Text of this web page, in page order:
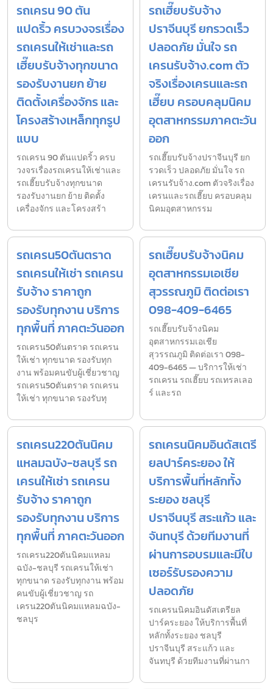
รถเครน 90 ตัน
แปดริ้ว ครบวงจรเรื่อง
รถเครนให้เช่าและรถ
เฮี๊ยบรับจ้างทุกขนาด
รองรับงานยก ย้าย
ติดตั้งเครื่องจักร และ
โครงสร้างเหล็กทุกรูป
แบบ
รถเครน 90 ตันแปดริ้ว ครบ
วงจรเรื่องรถเครนให้เช่าและ
รถเฮี๊ยบรับจ้างทุกขนาด
รองรับงานยก ย้าย ติดตั้ง
เครื่องจักร และโครงสร้า
รถเฮี๊ยบรับจ้าง
ปราจีนบุรี ยกรวดเร็ว
ปลอดภัย มั่นใจ รถ
เครนรับจ้าง.com ตัว
จริงเรื่องเครนและรถ
เฮี๊ยบ ครอบคลุมนิคม
อุตสาหกรรมภาคตะวัน
ออก
รถเฮี๊ยบรับจ้างปราจีนบุรี ยก
รวดเร็ว ปลอดภัย มั่นใจ รถ
เครนรับจ้าง.com ตัวจริงเรื่อง
เครนและรถเฮี๊ยบ ครอบคลุม
นิคมอุตสาหกรรม
รถเครน50ตันตราด
รถเครนให้เช่า รถเครน
รับจ้าง ราคาถูก
รองรับทุกงาน บริการ
ทุกพื้นที่ ภาคตะวันออก
รถเครน50ตันตราด รถเครน
ให้เช่า ทุกขนาด รองรับทุก
งาน พร้อมคนขับผู้เชี่ยวชาญ
รถเครน50ตันตราด รถเครน
ให้เช่า ทุกขนาด รองรับทุ
รถเฮี๊ยบรับจ้างนิคม
อุตสาหกรรมเอเชีย
สุวรรณภูมิ ติดต่อเรา
098-409-6465
รถเฮี๊ยบรับจ้างนิคม
อุตสาหกรรมเอเชีย
สุวรรณภูมิ ติดต่อเรา 098-
409-6465 — บริการให้เช่า
รถเครน รถเฮี๊ยบ รถเทรลเลอ
ร์ และรถ
รถเครน220ตันนิคม
แหลมฉบัง-ชลบุรี รถ
เครนให้เช่า รถเครน
รับจ้าง ราคาถูก
รองรับทุกงาน บริการ
ทุกพื้นที่ ภาคตะวันออก
รถเครน220ตันนิคมแหลม
ฉบัง-ชลบุรี รถเครนให้เช่า
ทุกขนาด รองรับทุกงาน พร้อม
คนขับผู้เชี่ยวชาญ รถ
เครน220ตันนิคมแหลมฉบัง-
ชลบุร
รถเครนนิคมอินดัสเตรี
ยลปาร์คระยอง ให้
บริการพื้นที่หลักทั้ง
ระยอง ชลบุรี
ปราจีนบุรี สระแก้ว และ
จันทบุรี ด้วยทีมงานที่
ผ่านการอบรมและมีใบ
เซอร์รับรองความ
ปลอดภัย
รถเครนนิคมอินดัสเตรียล
ปาร์คระยอง ให้บริการพื้นที่
หลักทั้งระยอง ชลบุรี
ปราจีนบุรี สระแก้ว และ
จันทบุรี ด้วยทีมงานที่ผ่านกา